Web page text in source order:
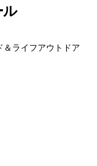
ライフアウトドア